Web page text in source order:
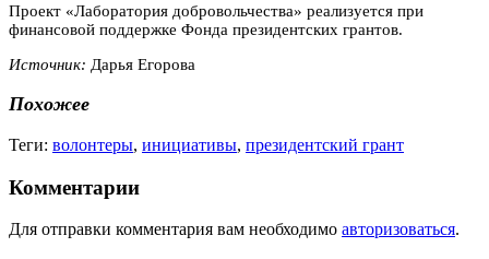
Проект «Лаборатория добровольчества» реализуется при
финансовой поддержке Фонда президентских грантов.
Источник: Дарья Егорова
Похожее
Теги: волонтеры, инициативы, президентский грант
Комментарии
Для отправки комментария вам необходимо авторизоваться.